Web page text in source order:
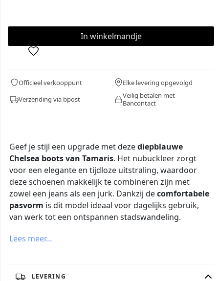
Officieel verkooppunt
Elke levering opgevolgd
Verzending via bpost
Veilig betalen met
Bancontact
Geef je stijl een upgrade met dezediepblauwe
Chelsea boots van Tamaris. Het nubuckleer zorgt
voor een elegante en tijdloze uitstraling, waardoor
deze schoenen makkelijk te combineren zijn met
zowel een jeans als een jurk. Dankzij decomfortabele
pasvorm is dit model ideaal voor dagelijks gebruik,
van werk tot een ontspannen stadswandeling.
Lees meer…
LEVERING